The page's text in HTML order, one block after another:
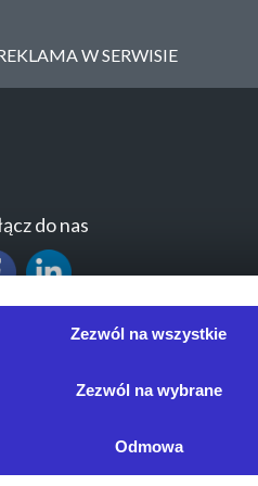
W SERWISIE
do nas
Zezwól na wszystkie
Zezwól na wybrane
Odmowa